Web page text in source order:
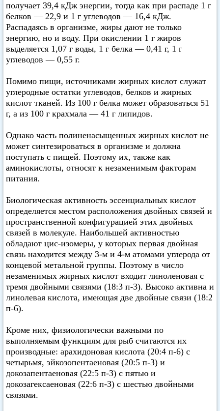
получает 39,4 кДж энергии, тогда как при распаде 1 г
белков — 22,9 и 1 г углеводов — 16,4 кДж.
Распадаясь в организме, жиры дают не только
энергию, но и воду. При окислении 1 г жиров
выделяется 1,07 г воды, 1 г белка — 0,41 г, 1 г
углеводов — 0,55 г.
Помимо пищи, источниками жирных кислот служат
углеродные остатки углеводов, белков и жирных
кислот тканей. Из 100 г белка может образоваться 51
г, а из 100 г крахмала — 41 г липидов.
Однако часть полиненасыщенных жирных кислот не
может синтезироваться в организме и должна
поступать с пищей. Поэтому их, также как
аминокислоты, относят к незаменимым факторам
питания.
Биологическая активность эссенциальных кислот
определяется местом расположения двойных связей и
пространственной конфигурацией этих двойных
связей в молекуле. Наибольшей активностью
обладают цис-изомеры, у которых первая двойная
связь находится между 3-м и 4-м атомами углерода от
концевой метальной группы. Поэтому в число
незаменимых жирных кислот входит линоленовая с
тремя двойными связями (18:3 п-3). Высоко активна и
линолевая кислота, имеющая две двойные связи (18:2
п-6).
Кроме них, физиологически важными по
выполняемым функциям для рыб считаются их
производные: арахидоновая кислота (20:4 п-6) с
четырьмя, эйкозопентаеновая (20:5 п-З) и
докозапентаеновая (22:5 п-З) с пятью и
докозагексаеновая (22:6 п-З) с шестью двойными
связями.